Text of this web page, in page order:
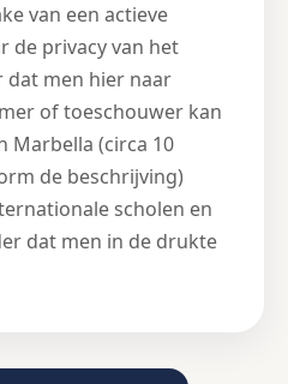
van een actieve
de privacy van het
dat men hier naar
of toeschouwer kan
Marbella (circa 10
de beschrijving)
scholen en
dat men in de drukte